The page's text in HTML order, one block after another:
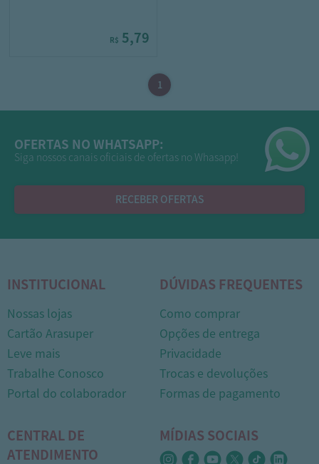
R$ 5,79
OFERTAS NO WHATSAPP:
Siga nossos canais oficiais de ofertas no Whasapp!
RECEBER OFERTAS
INSTITUCIONAL
Nossas lojas
Cartão Arasuper
Leve mais
Trabalhe Conosco
Portal do colaborador
DÚVIDAS FREQUENTES
Como comprar
Opções de entrega
Privacidade
Trocas e devoluções
Formas de pagamento
CENTRAL DE
ATENDIMENTO
MÍDIAS SOCIAIS